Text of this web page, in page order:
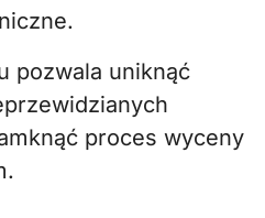
pozwala uniknąć
proces wyceny